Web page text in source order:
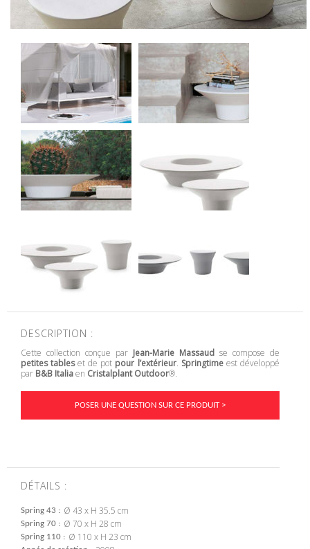
DESCRIPTION :
Cette collection conçue par Jean-Marie Massaudse compose de
petites tableset de pot pour l’extérieur. Springtimeest développé
par B&B Italiaen Cristalplant Outdoor®.
POSER UNE QUESTION SUR CE PRODUIT >
DÉTAILS :
Spring 43 Ø 43 x H 35.5 cm
Spring 70 Ø 70 x H 28 cm
Spring 110 Ø 110 x H 23 cm